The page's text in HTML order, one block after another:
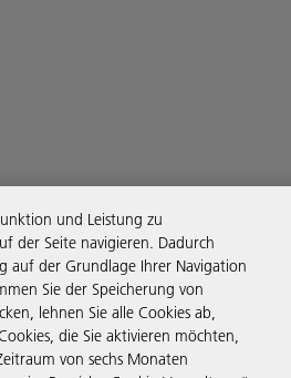
und Leistung zu
der Seite navigieren. Dadurch
auf der Grundlage Ihrer Navigation
Sie der Speicherung von
lehnen Sie alle Cookies ab,
die Sie aktivieren möchten,
von sechs Monaten